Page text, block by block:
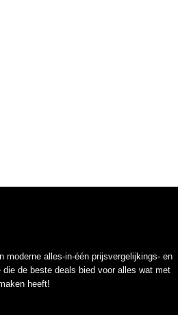
moderne alles-in-één prijsvergelijkings- en
die de beste deals bied voor alles wat met
heeft!